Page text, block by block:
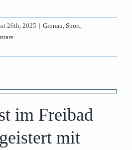
26th, 2025 | Gronau, Sport,
im Freibad
mit